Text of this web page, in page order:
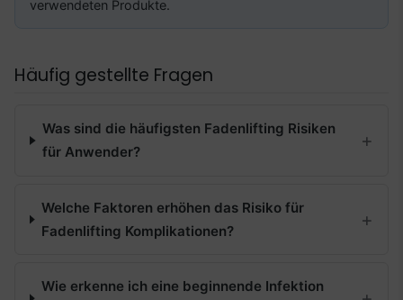
verwendeten Produkte.
Häufig gestellte Fragen
Was sind die häufigsten Fadenlifting Risiken
für Anwender?
Welche Faktoren erhöhen das Risiko für
Fadenlifting Komplikationen?
Wie erkenne ich eine beginnende Infektion